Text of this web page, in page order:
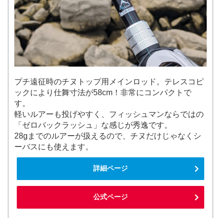
プチ遠征時のチヌトップ用メインロッド。テレスコピ
ックにより仕舞寸法が58cm！非常にコンパクトで
す。
軽いルアーも投げやすく、フィッシュマンならではの
「ゼロバックラッシュ」な感じが秀逸です。
28gまでのルアーが扱えるので、チヌだけじゃなくシ
ーバスにも使えます。
詳細ページ
公式ページ